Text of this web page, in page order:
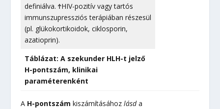
definiálva. ϮHIV-pozitív vagy tartós
immunszupressziós terápiában részesül
(pl. glükokortikoidok, ciklosporin,
azatioprin).
Táblázat: A szekunder HLH-t jelző
H-pontszám, klinikai
paraméterenként
A H-pontszám kiszámításáhozlásda